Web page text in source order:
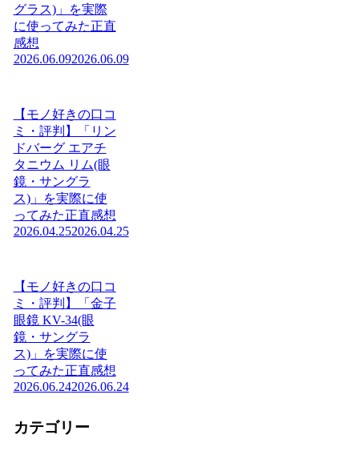
グラス)」を実際
に使ってみた正直
感想
2026.06.092026.06.09
【モノ好きの口コ
ミ・評判】「リン
ドバーグ エアチ
タニウム リム(眼
鏡・サングラ
ス)」を実際に使
ってみた正直感想
2026.04.252026.04.25
【モノ好きの口コ
ミ・評判】「金子
眼鏡 KV-34(眼
鏡・サングラ
ス)」を実際に使
ってみた正直感想
2026.06.242026.06.24
カテゴリー